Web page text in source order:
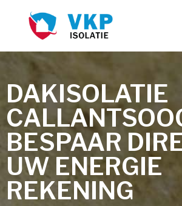
DAKISOLATIE
BESPAAR
UW ENERGIE
REKENING